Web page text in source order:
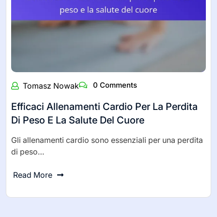
Tomasz Nowak 0 Comments
Efficaci Allenamenti Cardio Per La Perdita
Di Peso E La Salute Del Cuore
Gli allenamenti cardio sono essenziali per una perdita
di peso…
Read More